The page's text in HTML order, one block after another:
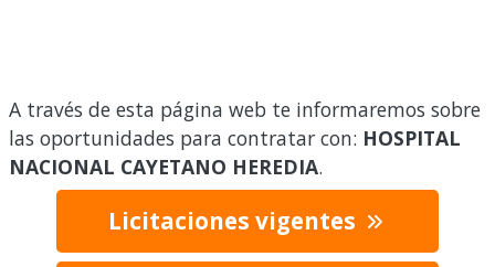
A través de esta página web te informaremos sobre
las oportunidades para contratar con: HOSPITAL
NACIONAL CAYETANO HEREDIA.
Licitaciones vigentes